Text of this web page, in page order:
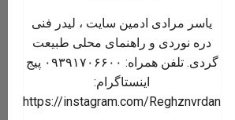
یاسر مرادی ادمین سایت ، لیدر فنی
دره نوردی و راهنمای محلی طبیعت
گردی. تلفن همراه: ۰۹۳۹۱۷۰۶۶۰۰ پیج
اینستاگرام:
https://instagram.com/Reghznvrdan